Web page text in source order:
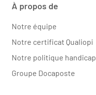
À propos de
Notre équipe
Notre certificat Qualiopi
Notre politique handicap
Groupe Docaposte